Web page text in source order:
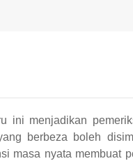
ini menjadikan
berbeza boleh
masa nyata membuat